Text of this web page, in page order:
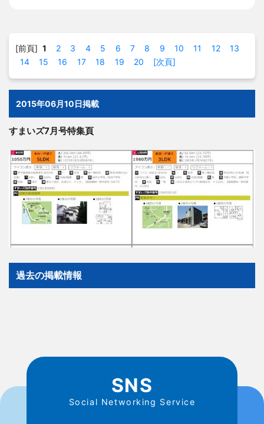
[前頁] 1 2 3 4 5 6 7 8 9 10 11 12
13
14
15 16 17 18 19 20 [次頁]
過去の掲載情報
2015年06月10日掲載
すまいズ7月号特集頁
SNS
Social Networking Service